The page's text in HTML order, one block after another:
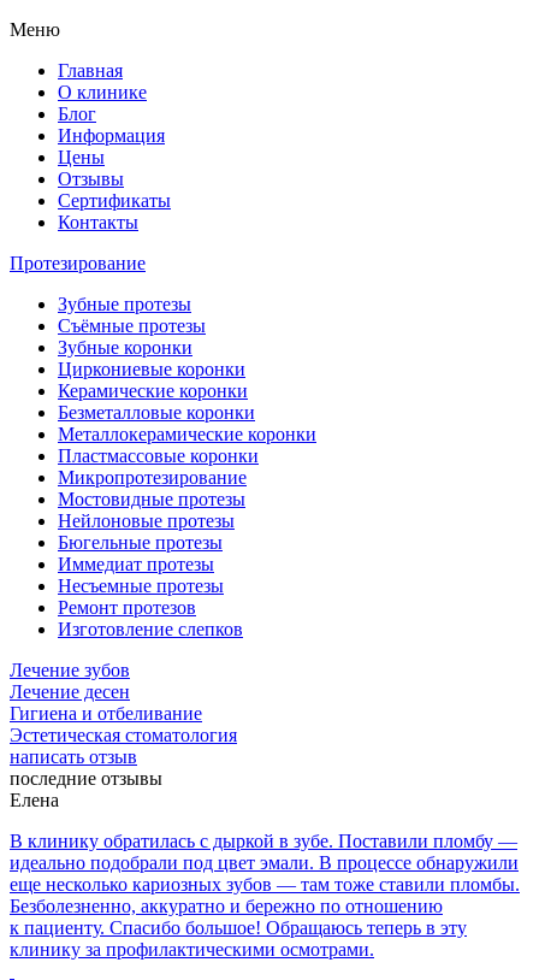
Меню
Главная
О клинике
Блог
Информация
Цены
Отзывы
Сертификаты
Контакты
Протезирование
Зубные протезы
Съёмные протезы
Зубные коронки
Циркониевые коронки
Керамические коронки
Безметалловые коронки
Металлокерамические коронки
Пластмассовые коронки
Микропротезирование
Мостовидные протезы
Нейлоновые протезы
Бюгельные протезы
Иммедиат протезы
Несъемные протезы
Ремонт протезов
Изготовление слепков
Лечение зубов
Лечение десен
Гигиена и отбеливание
Эстетическая стоматология
написать отзыв
последние отзывы
Елена
В клинику обратилась с дыркой в зубе. Поставили пломбу —
идеально подобрали под цвет эмали. В процессе обнаружили
еще несколько кариозных зубов — там тоже ставили пломбы.
Безболезненно, аккуратно и бережно по отношению
к пациенту. Спасибо большое! Обращаюсь теперь в эту
клинику за профилактическими осмотрами.